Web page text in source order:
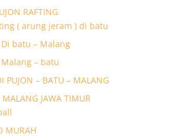
RAFTING
( arung jeram ) di batu
batu – Malang
– batu
PUJON – BATU – MALANG
JAWA TIMUR
MURAH